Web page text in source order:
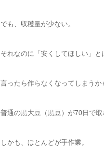
でも、収穫量が少ない。
それなのに「安くしてほしい」と
言ったら作らなくなってしまうか
普通の黒大豆（黒豆）が70日で
しかも、ほとんどが手作業。